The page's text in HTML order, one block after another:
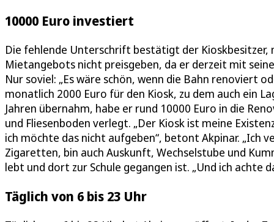
10000 Euro investiert
Die fehlende Unterschrift bestätigt der Kioskbesitzer,
Mietangebots nicht preisgeben, da er derzeit mit
Nur soviel: „Es wäre schön, wenn die Bahn renoviert
monatlich 2000 Euro für den Kiosk, zu dem auch ein
Jahren übernahm, habe er rund 10000 Euro in die
und Fliesenboden verlegt. „Der Kiosk ist meine
ich möchte das nicht aufgeben“, betont Akpinar. „Ich
Zigaretten, bin auch Auskunft, Wechselstube und
lebt und dort zur Schule gegangen ist. „Und ich achte
Täglich von 6 bis 23 Uhr